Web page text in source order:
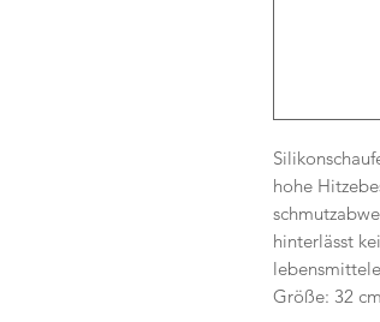
hohe
hinterlässt
Größe: 32 cm